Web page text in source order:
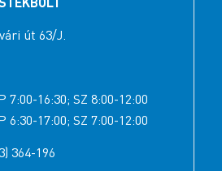
út 63/J.
7:00-16:30; SZ 8:00-12:00
6:30-17:00; SZ 7:00-12:00
364-196